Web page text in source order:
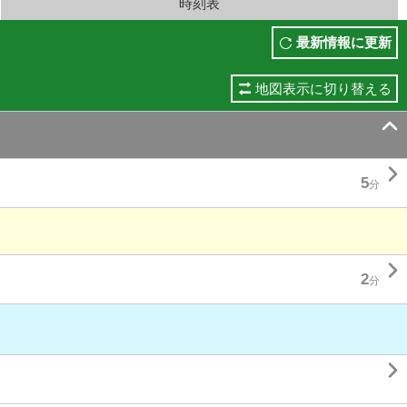
時刻表
最新情報に更新
地図表示に切り替える

5分 
2分 
